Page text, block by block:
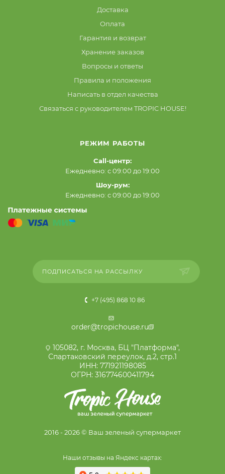
Доставка
Оплата
Гарантия и возврат
Хранение заказов
Вопросы и ответы
Правила и положения
Написать в отдел качества
Связаться с руководителем TROPIC HOUSE!
РЕЖИМ РАБОТЫ
Call-центр:
Ежедневно: с 09:00 до 19:00
Шоу-рум:
Ежедневно: с 09:00 до 19:00
ПОДПИСАТЬСЯ НА РАССЫЛКУ
+7 (495) 868 10 86
order@tropichouse.ru
105082, г. Москва, БЦ "Платформа",
Спартаковский переулок, д.2, стр.1
ИНН: 771921198085
ОГРН: 316774600411794
2016 - 2026 © Ваш зеленый супермаркет
Наши отзывы на Яндекс картах: